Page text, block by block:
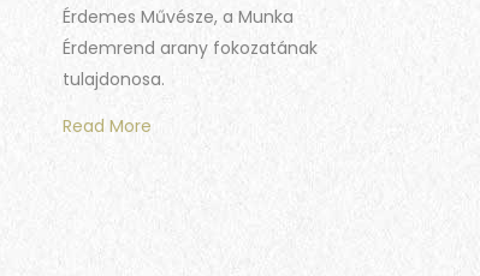
Érdemes Művésze, a Munka
Érdemrend arany fokozatának
tulajdonosa.
Read More